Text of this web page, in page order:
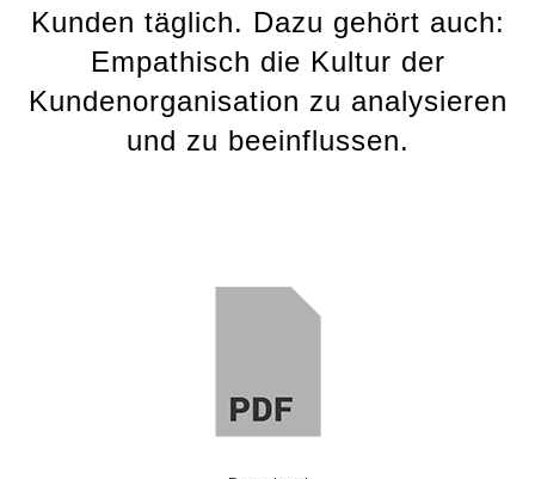
Kunden täglich. Dazu gehört auch:
Empathisch die Kultur der
Kundenorganisation zu analysieren
und zu beeinflussen.